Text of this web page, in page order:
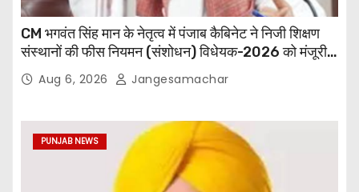
CM भगवंत सिंह मान के नेतृत्व में पंजाब कैबिनेट ने निजी शिक्षण
संस्थानों की फीस नियमन (संशोधन) विधेयक-2026 को मंजूरी
दी Aug 6, 2026 Jangesamachar
PUNJAB NEWS